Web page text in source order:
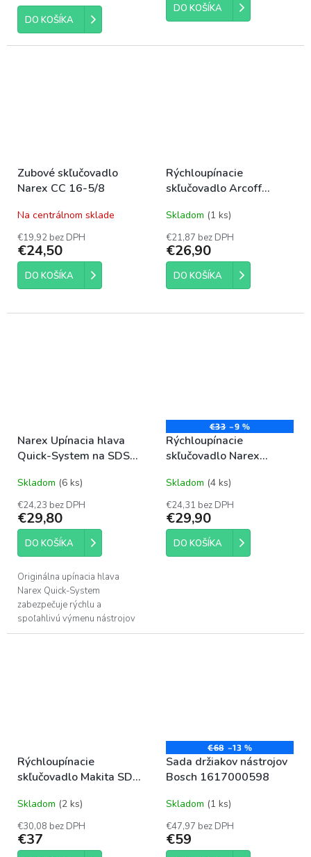
DO KOŠÍKA
DO KOŠÍKA
Zubové skľučovadlo
Narex CC 16-5/8
Na centrálnom sklade
€19,92 bez DPH
€24,50
DO KOŠÍKA
Rýchloupínacie
skľučovadlo Arcoff
Skladom (1 ks)
€21,87 bez DPH
€26,90
DO KOŠÍKA
Narex Upínacia hlava
Quick-System na SDS
Skladom (6 ks)
€24,23 bez DPH
€29,80
DO KOŠÍKA
Originálna upínacia hlava
Narex Quick-System
zabezpečuje rýchlu a
spoľahlivú výmenu nástrojov
pre stroje s uchytením SDS
€33 –9 %
Rýchloupínacie
skľučovadlo Narex
Skladom (4 ks)
€24,31 bez DPH
€29,90
DO KOŠÍKA
Rýchloupínacie
skľučovadlo Makita SDS-
Skladom (2 ks)
€30,08 bez DPH
€37
€68 –13 %
Sada držiakov nástrojov
Bosch 1617000598
Skladom (1 ks)
€47,97 bez DPH
€59